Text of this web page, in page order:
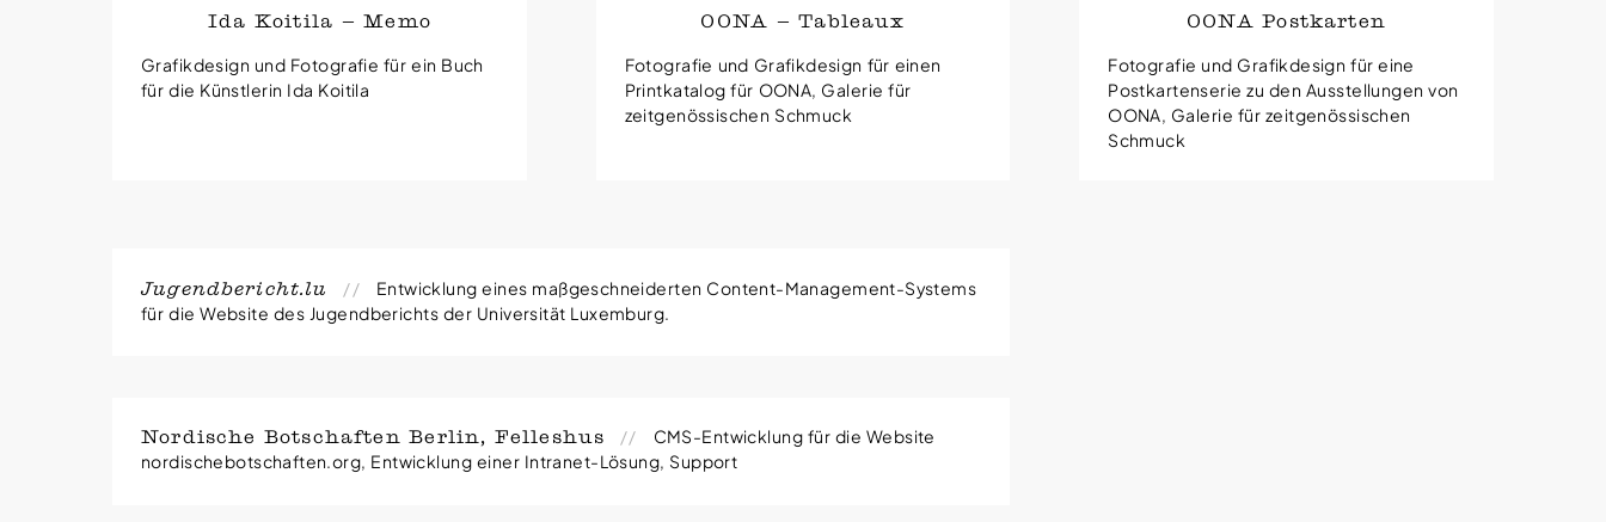
Ida Koitila — Memo
Grafikdesign und Fotografie für ein Buch
für die Künstlerin Ida Koitila
OONA — Tableaux
Fotografie und Grafikdesign für einen
Printkatalog für OONA, Galerie für
zeitgenössischen Schmuck
OONA Postkarten
Fotografie und Grafikdesign für eine
Postkartenserie zu den Ausstellungen von
OONA, Galerie für zeitgenössischen
Schmuck
Jugendbericht.lu
Entwicklung eines maßgeschneiderten Content-Management-Systems
für die Website des Jugendberichts der Universität Luxemburg.
Gestaltung: Amélie Putzar
CMS-Umsetzung, Themenentwicklung, Support: Herr/Frau/Firma
Nordische Botschaften Berlin, Felleshus
CMS-Entwicklung für die Website
nordischebotschaften.org, Entwicklung einer Intranet-Lösung, Support